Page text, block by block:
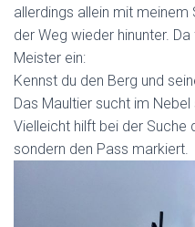
allerdings allein mit
der Weg wieder hinunter.
Meister ein:
Kennst du den Berg und
Das Maultier sucht im Nebel
Vielleicht hilft bei der Suche
sondern den Pass markiert.